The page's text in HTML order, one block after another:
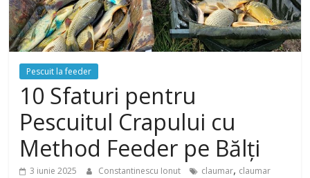
Pescuit la feeder
10 Sfaturi pentru
Pescuitul Crapului cu
Method Feeder pe Bălți
3 iunie 2025 Constantinescu Ionut claumar, claumar